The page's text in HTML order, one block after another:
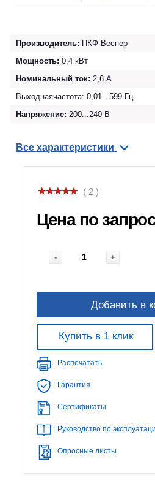
Производитель: ПКФ Веспер
Мощность: 0,4 кВт
Номинальный ток: 2,6 А
Выходнаячастота: 0,01...599 Гц
Напряжение: 200...240 В
Все характеристики
( 2 )
Цена по
- +
Добавить в
Купить в 1 клик
Распечатать
Гарантия
Сертификаты
Руководство по
Опросные листы